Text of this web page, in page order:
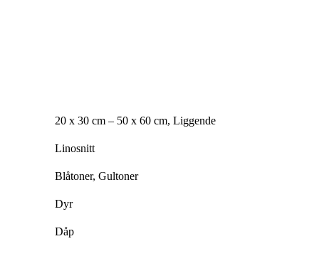
20 x 30 cm – 50 x 60 cm, Liggende
Linosnitt
Blåtoner, Gultoner
Dyr
Dåp